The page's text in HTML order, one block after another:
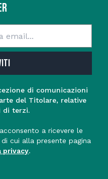
di comunicazioni
del Titolare, relative
di terzi.
a ricevere le
cui alla presente pagina
privacy.